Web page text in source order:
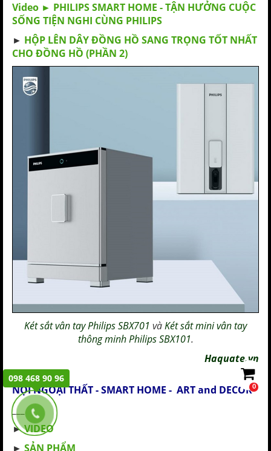
Video ► PHILIPS SMART HOME - TẬN HƯỞNG CUỘC
SỐNG TIỆN NGHI CÙNG PHILIPS
► HỘP LÊN DÂY ĐỒNG HỒ SANG TRỌNG TỐT NHẤT
CHO ĐỒNG HỒ (PHẦN 2)
Két sắt vân tay Philips SBX701 vàKét sắt mini vân tay
thông minh Philips SBX101.
Haquate.vn
NỘI NGOẠI THẤT - SMART HOME - ART and DECOR
___
►VIDEO
► SẢN PHẨM
0
098 468 90 96